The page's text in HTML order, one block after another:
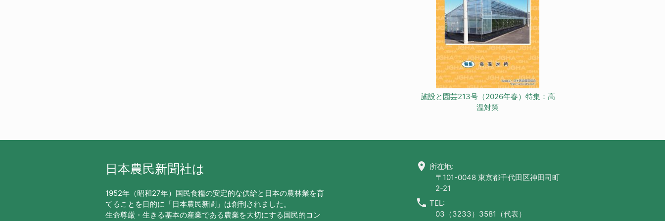
施設と園芸213号（2026年春）特集：高
温対策
日本農民新聞社は
1952年（昭和27年）国民食糧の安定的な供給と日本の農林業を育
てることを目的に「日本農民新聞」は創刊されました。
生命尊厳・生きる基本の産業である農業を大切にする国民的コン
location_on 所在地:
〒101-0048 東京都千代田区神田司町
2-21
call TEL:
03（3233）3581（代表）